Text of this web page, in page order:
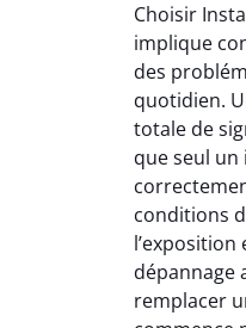
Choisir
implique
des
quotidien.
totale de
que seul
conditions
dépannage
remplacer